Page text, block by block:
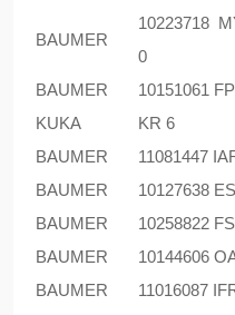
BAUMER
10223718
0
BAUMER
10151061
KUKA
KR 6
BAUMER
11081447
BAUMER
10127638
BAUMER
10258822
BAUMER
10144606
BAUMER
11016087